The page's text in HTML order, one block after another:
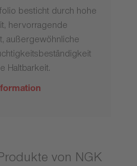
besticht durch hohe
hervorragende
außergewöhnliche
Haltbarkeit.
von NGK